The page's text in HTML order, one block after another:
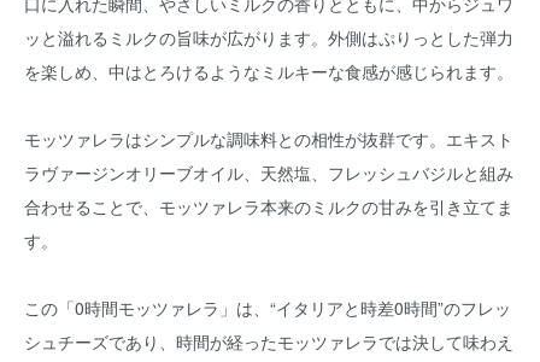
ッと溢れるミルクの旨味が広がります。外側はぷりっとした弾力
を楽しめ、中はとろけるようなミルキーな食感が感じられます。
モッツァレラはシンプルな調味料との相性が抜群です。エキスト
ラヴァージンオリーブオイル、天然塩、フレッシュバジルと組み
合わせることで、モッツァレラ本来のミルクの甘みを引き立てま
す。
この「0時間モッツァレラ」は、“イタリアと時差0時間”のフレッ
シュチーズであり、時間が経ったモッツァレラでは決して味わえ